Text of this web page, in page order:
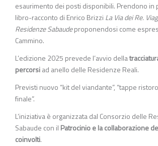
esaurimento dei posti disponibili. Prendono in
libro-racconto di Enrico Brizzi La Via dei Re.
Residenze Sabaudeproponendosi come
Cammino.
L’edizione 2025 prevede l’avvio della
percorsiad anello delle Residenze Reali.
Previsti nuovo “kit del viandante”, “tappe
finale”.
L’iniziativa è organizzata dal Consorzio delle
Sabaude con il Patrocinio e la collaborazione
coinvolti.